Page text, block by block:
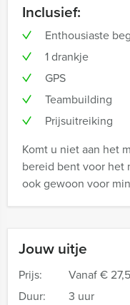
Jouw uitje
Prijs: Vanaf€
Duur:
3 uur
Inclusief:
Enthousiaste
1 drankje
GPS
Teambuilding
Prijsuitreiking
Komt u niet aan het
bereid bent voor het
ook gewoon voor